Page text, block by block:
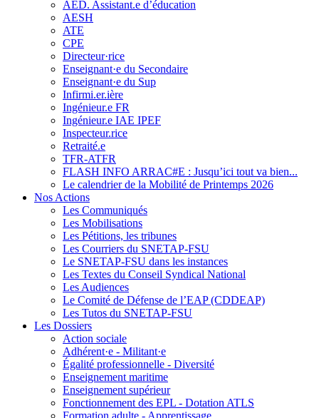
AED. Assistant.e d’éducation
AESH
ATE
CPE
Directeur·rice
Enseignant·e du Secondaire
Enseignant·e du Sup
Infirmi.er.ière
Ingénieur.e FR
Ingénieur.e IAE IPEF
Inspecteur.rice
Retraité.e
TFR-ATFR
FLASH INFO ARRAC#E : Jusqu’ici tout va bien...
Le calendrier de la Mobilité de Printemps 2026
Nos Actions
Les Communiqués
Les Mobilisations
Les Pétitions, les tribunes
Les Courriers du SNETAP-FSU
Le SNETAP-FSU dans les instances
Les Textes du Conseil Syndical National
Les Audiences
Le Comité de Défense de l’EAP (CDDEAP)
Les Tutos du SNETAP-FSU
Les Dossiers
Action sociale
Adhérent·e - Militant·e
Égalité professionnelle - Diversité
Enseignement maritime
Enseignement supérieur
Fonctionnement des EPL - Dotation ATLS
Formation adulte - Apprentissage